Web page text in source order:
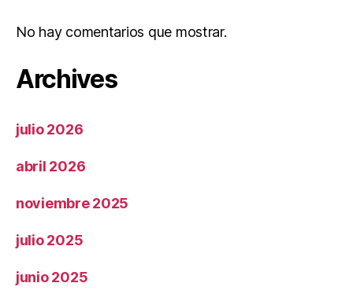
No hay comentarios que mostrar.
Archives
julio 2026
abril 2026
noviembre 2025
julio 2025
junio 2025